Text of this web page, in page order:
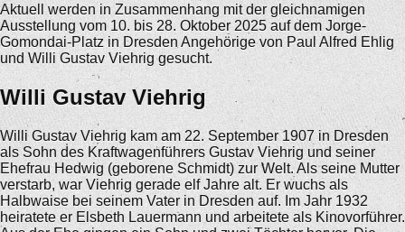
Aktuell werden in Zusammenhang mit der gleichnamigen
Ausstellung vom 10. bis 28. Oktober 2025 auf dem Jorge-
Gomondai-Platz in Dresden Angehörige von Paul Alfred Ehlig
und Willi Gustav Viehrig gesucht.
Willi Gustav Viehrig
Willi Gustav Viehrig kam am 22. September 1907 in Dresden
als Sohn des Kraftwagenführers Gustav Viehrig und seiner
Ehefrau Hedwig (geborene Schmidt) zur Welt. Als seine Mutter
verstarb, war Viehrig gerade elf Jahre alt. Er wuchs als
Halbwaise bei seinem Vater in Dresden auf. Im Jahr 1932
heiratete er Elsbeth Lauermann und arbeitete als Kinovorführer.